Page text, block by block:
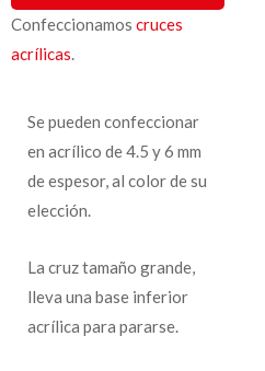
Confeccionamos cruces
acrílicas
Se pueden confeccionar
en acrílico de 4.5 y 6 mm
de espesor, al color de su
elección.
La cruz tamaño grande,
lleva una base inferior
acrílica para pararse.